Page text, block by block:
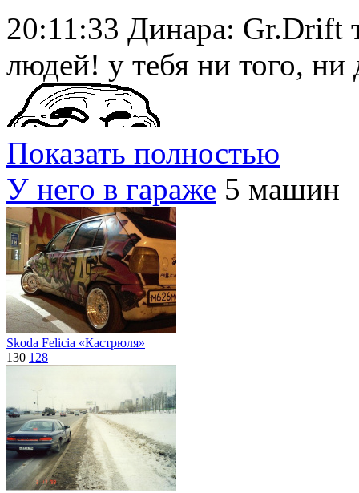
20:11:33 Динара: Gr.Drift
людей! у тебя ни того, ни
Показать полностью
У него в гараже 5 машин
Skoda Felicia «Кастрюля»
130 128